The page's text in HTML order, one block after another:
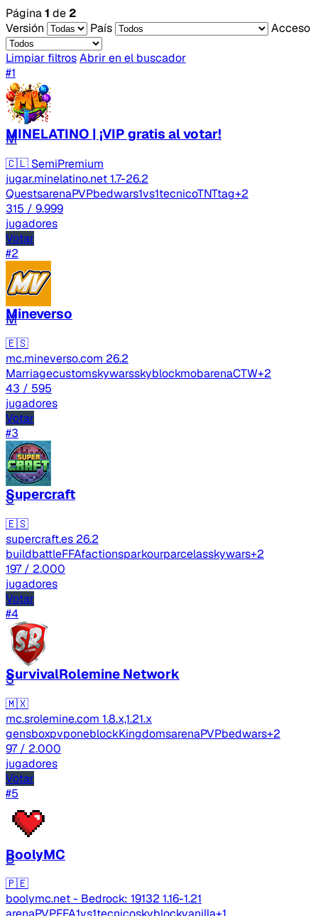
Página1 de 2
Versión
País
Acceso
Limpiar filtrosAbrir en el buscador
#1
M
MINELATINO | ¡VIP gratis al votar!
🇨🇱 SemiPremium
jugar.minelatino.net1.7-26.2
QuestsarenaPVPbedwars1vs1tecnicoTNTtag+2
315 / 9.999
jugadores
Votar
#2
M
Mineverso
🇪🇸
mc.mineverso.com 26.2
MarriagecustomskywarsskyblockmobarenaCTW+2
43 / 595
jugadores
Votar
#3
S
Supercraft
🇪🇸
supercraft.es 26.2
buildbattleFFAfactionsparkourparcelasskywars+2
197 / 2.000
jugadores
Votar
#4
S
SurvivalRolemine Network
🇲🇽
mc.srolemine.com 1.8.x,1.21.x
gensboxpvponeblockKingdomsarenaPVPbedwars+2
97 / 2.000
jugadores
Votar
#5
B
BoolyMC
🇵🇪
boolymc.net - Bedrock: 19132 1.16-1.21